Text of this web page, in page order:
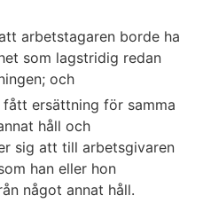
arbetstagaren borde ha
som lagstridig redan
och
ersättning för samma
håll och
sig att till arbetsgivaren
han eller hon
något annat håll.